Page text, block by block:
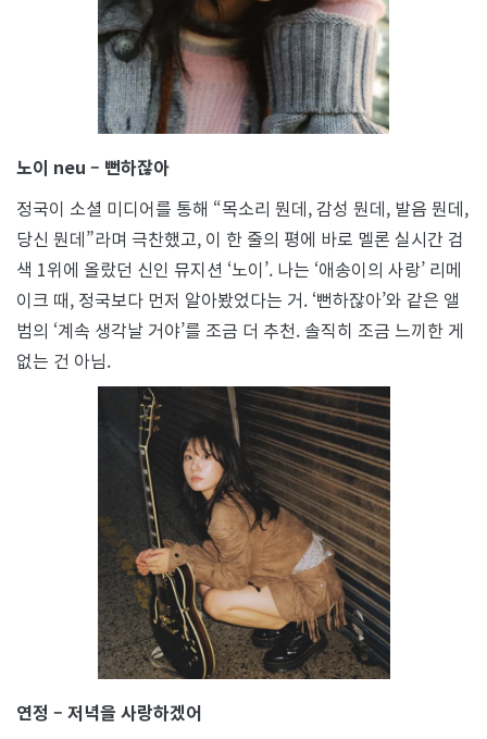
노이 neu – 뻔하잖아
정국이 소셜 미디어를 통해 “목소리 뭔데, 감성 뭔데, 발음 뭔데,
당신 뭔데”라며 극찬했고, 이 한 줄의 평에 바로 멜론 실시간 검
색 1위에 올랐던 신인 뮤지션 ‘노이’. 나는 ‘애송이의 사랑’ 리메
이크 때, 정국보다 먼저 알아봤었다는 거. ‘뻔하잖아’와 같은 앨
범의 ‘계속 생각날 거야’를 조금 더 추천. 솔직히 조금 느끼한 게
없는 건 아님.
연정 – 저녁을 사랑하겠어